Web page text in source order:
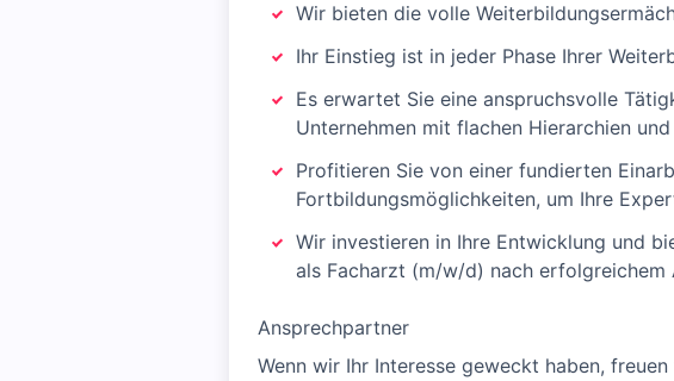
Wir bieten die volle
Ihr Einstieg ist in jeder Phase Ihrer
Es erwartet Sie eine anspruchsvolle
Unternehmen mit flachen Hierarchien
Profitieren Sie von einer fundierten
Fortbildungsmöglichkeiten, um Ihre
Wir investieren in Ihre Entwicklung und
als Facharzt (m/w/d) nach erfolgreichem
Ansprechpartner
Wenn wir Ihr Interesse geweckt haben,